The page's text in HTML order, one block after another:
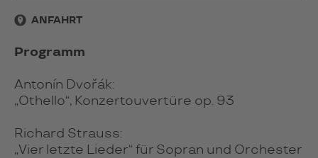
ANFAHRT
Programm
Antonín Dvořák:
„Othello“, Konzertouvertüre op. 93
Richard Strauss:
„Vier letzte Lieder“ für Sopran und Orchester